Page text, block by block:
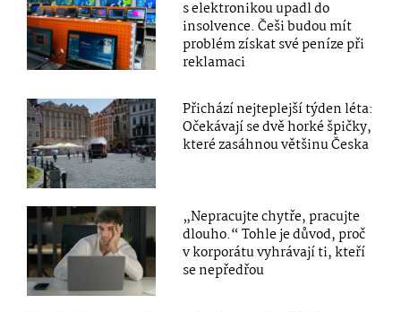
s elektronikou upadl do
insolvence. Češi budou mít
problém získat své peníze při
reklamaci
Přichází nejteplejší týden léta:
Očekávají se dvě horké špičky,
které zasáhnou většinu Česka
„Nepracujte chytře, pracujte
dlouho.“ Tohle je důvod, proč
v korporátu vyhrávají ti, kteří
se nepředřou